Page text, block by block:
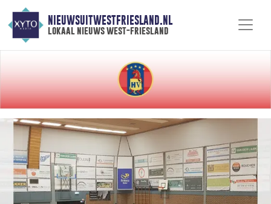
NIEUWSUITWESTFRIESLAND.NL
lokaal nieuws west-friesland